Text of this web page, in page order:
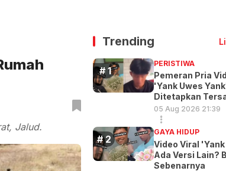
Jalud.
Trending
PERISTIWA
Pemeran Pria
'Yank Uwes
Ditetapkan
05 Aug 2026 21:39
GAYA HIDUP
Video Viral
Ada Versi Lain?
Sebenarnya